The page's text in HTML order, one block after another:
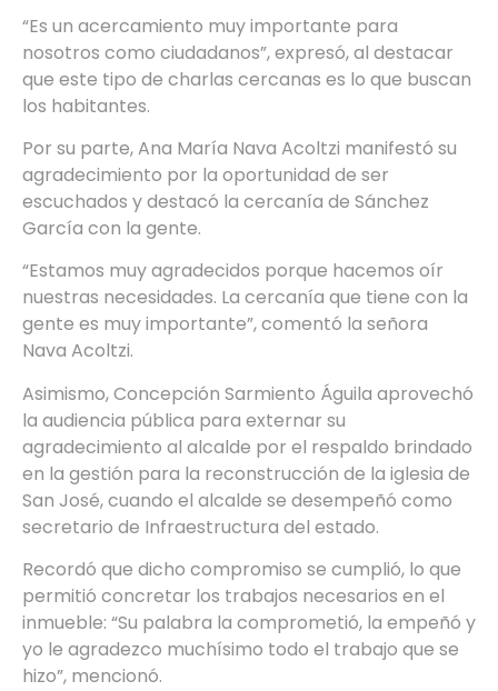
“Es un acercamiento muy importante para
nosotros como ciudadanos”, expresó, al destacar
que este tipo de charlas cercanas es lo que buscan
los habitantes.
Por su parte, Ana María Nava Acoltzi manifestó su
agradecimiento por la oportunidad de ser
escuchados y destacó la cercanía de Sánchez
García con la gente.
“Estamos muy agradecidos porque hacemos oír
nuestras necesidades. La cercanía que tiene con la
gente es muy importante”, comentó la señora
Nava Acoltzi.
Asimismo, Concepción Sarmiento Águila aprovechó
la audiencia pública para externar su
agradecimiento al alcalde por el respaldo brindado
en la gestión para la reconstrucción de la iglesia de
San José, cuando el alcalde se desempeñó como
secretario de Infraestructura del estado.
Recordó que dicho compromiso se cumplió, lo que
permitió concretar los trabajos necesarios en el
inmueble: “Su palabra la comprometió, la empeñó y
yo le agradezco muchísimo todo el trabajo que se
hizo”, mencionó.